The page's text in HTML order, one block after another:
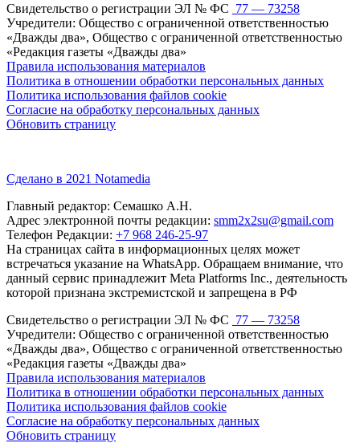
Свидетельство о регистрации ЭЛ № ФС 77 — 73258
Учредители: Общество с ограниченной ответственностью
«Дважды два», Общество с ограниченной ответственностью
«Редакция газеты «Дважды два»
Правила использования материалов
Политика в отношении обработки персональных данных
Политика использования файлов cookie
Согласие на обработку персональных данных
Обновить страницу
Сделано в 2021 Notamedia
Главный редактор: Семашко А.Н.
Адрес электронной почты редакции: smm2x2su@gmail.com
Телефон Редакции: +7 968 246-25-97
На страницах сайта в информационных целях может
встречаться указание на WhatsApp. Обращаем внимание, что
данный сервис принадлежит Meta Platforms Inc., деятельность
которой признана экстремистской и запрещена в РФ
Свидетельство о регистрации ЭЛ № ФС 77 — 73258
Учредители: Общество с ограниченной ответственностью
«Дважды два», Общество с ограниченной ответственностью
«Редакция газеты «Дважды два»
Правила использования материалов
Политика в отношении обработки персональных данных
Политика использования файлов cookie
Согласие на обработку персональных данных
Обновить страницу